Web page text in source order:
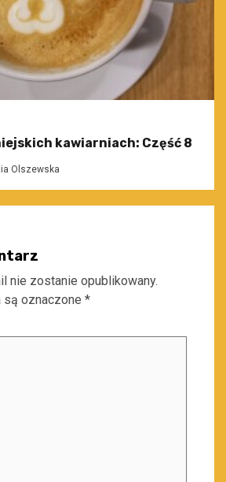
kawiarniach: Część 8
Olszewska
nie zostanie opublikowany.
są oznaczone *